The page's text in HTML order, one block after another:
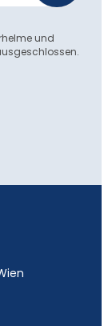
und